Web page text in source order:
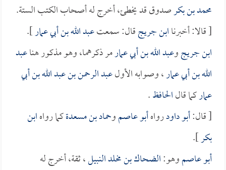
محمد بن بكرصدوق قد يخطئ، أخرج له أصحاب الكتب الستة.
[ قالا: أخبرناابن جريجقال: سمعتعبد الله بن أبي عمار].
ابن جريجوعبد الله بن أبي عمارمر ذكرهما، وهو مذكور هناعبد
الله بن أبي عمار، وصوابه الأولعبد الرحمن بن عبد الله بن أبي
عماركما قالالحافظ.
[ قال:أبو داودرواهأبو عاصموحماد بن مسعدةكما رواهابن
بكر].
أبو عاصموهو:الضحاك بن مخلد النبيل، ثقة، أخرج له